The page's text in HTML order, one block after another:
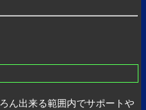
ん出来る範囲内でサポートや